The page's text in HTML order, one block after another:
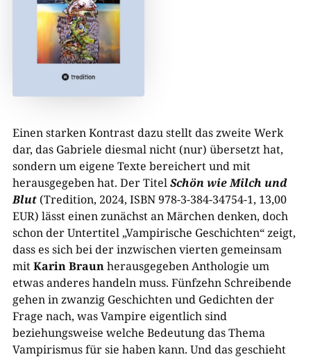
Einen starken Kontrast dazu stellt das zweite Werk
dar, das Gabriele diesmal nicht (nur) übersetzt hat,
sondern um eigene Texte bereichert und mit
herausgegeben hat. Der TitelSchön wie Milch und
Blut(Tredition, 2024, ISBN 978-3-384-34754-1, 13,00
EUR) lässt einen zunächst an Märchen denken, doch
schon der Untertitel „Vampirische Geschichten“ zeigt,
dass es sich bei der inzwischen vierten gemeinsam
mitKarin Braunherausgegeben Anthologie um
etwas anderes handeln muss. Fünfzehn Schreibende
gehen in zwanzig Geschichten und Gedichten der
Frage nach, was Vampire eigentlich sind
beziehungsweise welche Bedeutung das Thema
Vampirismus für sie haben kann. Und das geschieht